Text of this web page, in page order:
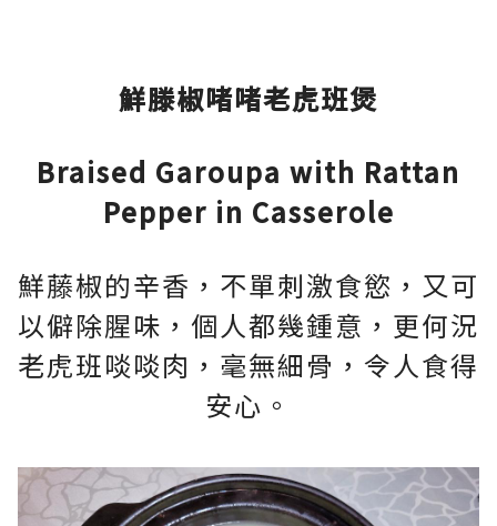
鮮滕椒啫啫老虎班煲
Braised Garoupa with Rattan
Pepper in Casserole
鮮藤椒的辛香，不單刺激食慾，又可
以僻除腥味，個人都幾鍾意，更何況
老虎班啖啖肉，毫無細骨，令人食得
安心。